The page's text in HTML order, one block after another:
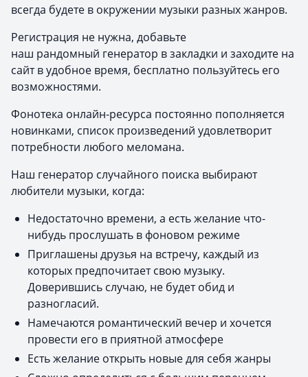
всегда будете в окружении музыки разных жанров.
Регистрация не нужна, добавьте
наш рандомный генератор в закладки и заходите на
сайт в удобное время, бесплатно пользуйтесь его
возможностями.
Фонотека онлайн-ресурса постоянно пополняется
новинками, список произведений удовлетворит
потребности любого меломана.
Наш генератор случайного поиска выбирают
любители музыки, когда:
Недостаточно времени, а есть желание что-
нибудь прослушать в фоновом режиме
Приглашены друзья на встречу, каждый из
которых предпочитает свою музыку.
Доверившись случаю, не будет обид и
разногласий.
Намечаются романтический вечер и хочется
провести его в приятной атмосфере
Есть желание открыть новые для себя жанры